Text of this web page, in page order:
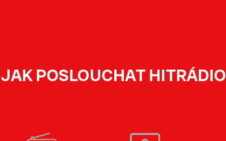
JAK POSLOUCHAT HITRÁDIO